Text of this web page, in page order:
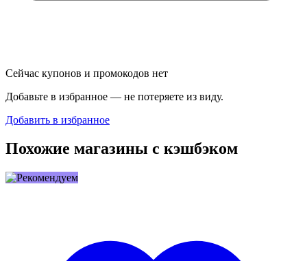
Сейчас купонов и промокодов нет
Добавьте в избранное — не потеряете из виду.
Добавить в избранное
Похожие магазины с кэшбэком